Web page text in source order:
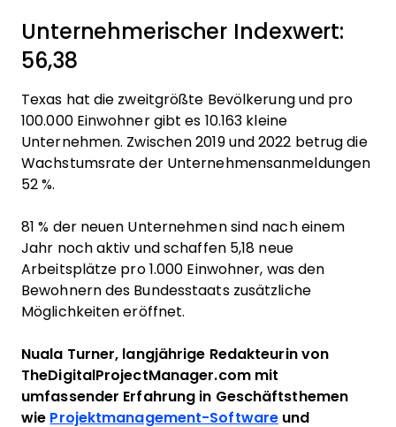
Unternehmerischer Indexwert:
56,38
Texas hat die zweitgrößte Bevölkerung und pro
100.000 Einwohner gibt es 10.163 kleine
Unternehmen. Zwischen 2019 und 2022 betrug die
Wachstumsrate der Unternehmensanmeldungen
52 %.
81 % der neuen Unternehmen sind nach einem
Jahr noch aktiv und schaffen 5,18 neue
Arbeitsplätze pro 1.000 Einwohner, was den
Bewohnern des Bundesstaats zusätzliche
Möglichkeiten eröffnet.
Nuala Turner, langjährige Redakteurin von
TheDigitalProjectManager.com mit
umfassender Erfahrung in Geschäftsthemen
wie Projektmanagement-Software und